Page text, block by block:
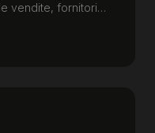
vendite, fornitori